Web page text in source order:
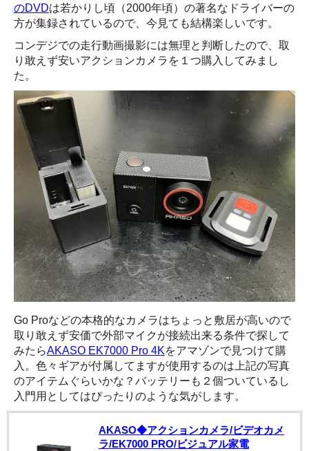
のDVDは若かりし頃（2000年頃）の著名なドライバーの
方が集録されているので、今見ても結構楽しいです。
コンデジでの走行動画撮影には無理と判断したので、取
り敢えず安いアクションカメラを１つ購入してみまし
た。
Go Proなどの本格的なカメラはちょっと敷居が高いので
取り敢えず安価で外部マイクが接続出来る条件で探して
みたらAKASO EK7000 Pro 4Kをアマゾンで見つけて購
入。色々ギアが付属してますが使用するのは上記の写真
のアイテムぐらいかな？バッテリーも２個ついているし
入門用としてはぴったりのような気がします。
AKASO◆アクションカメラ/ビデオカメ
ラ/EK7000 PRO/ビジュアル家電